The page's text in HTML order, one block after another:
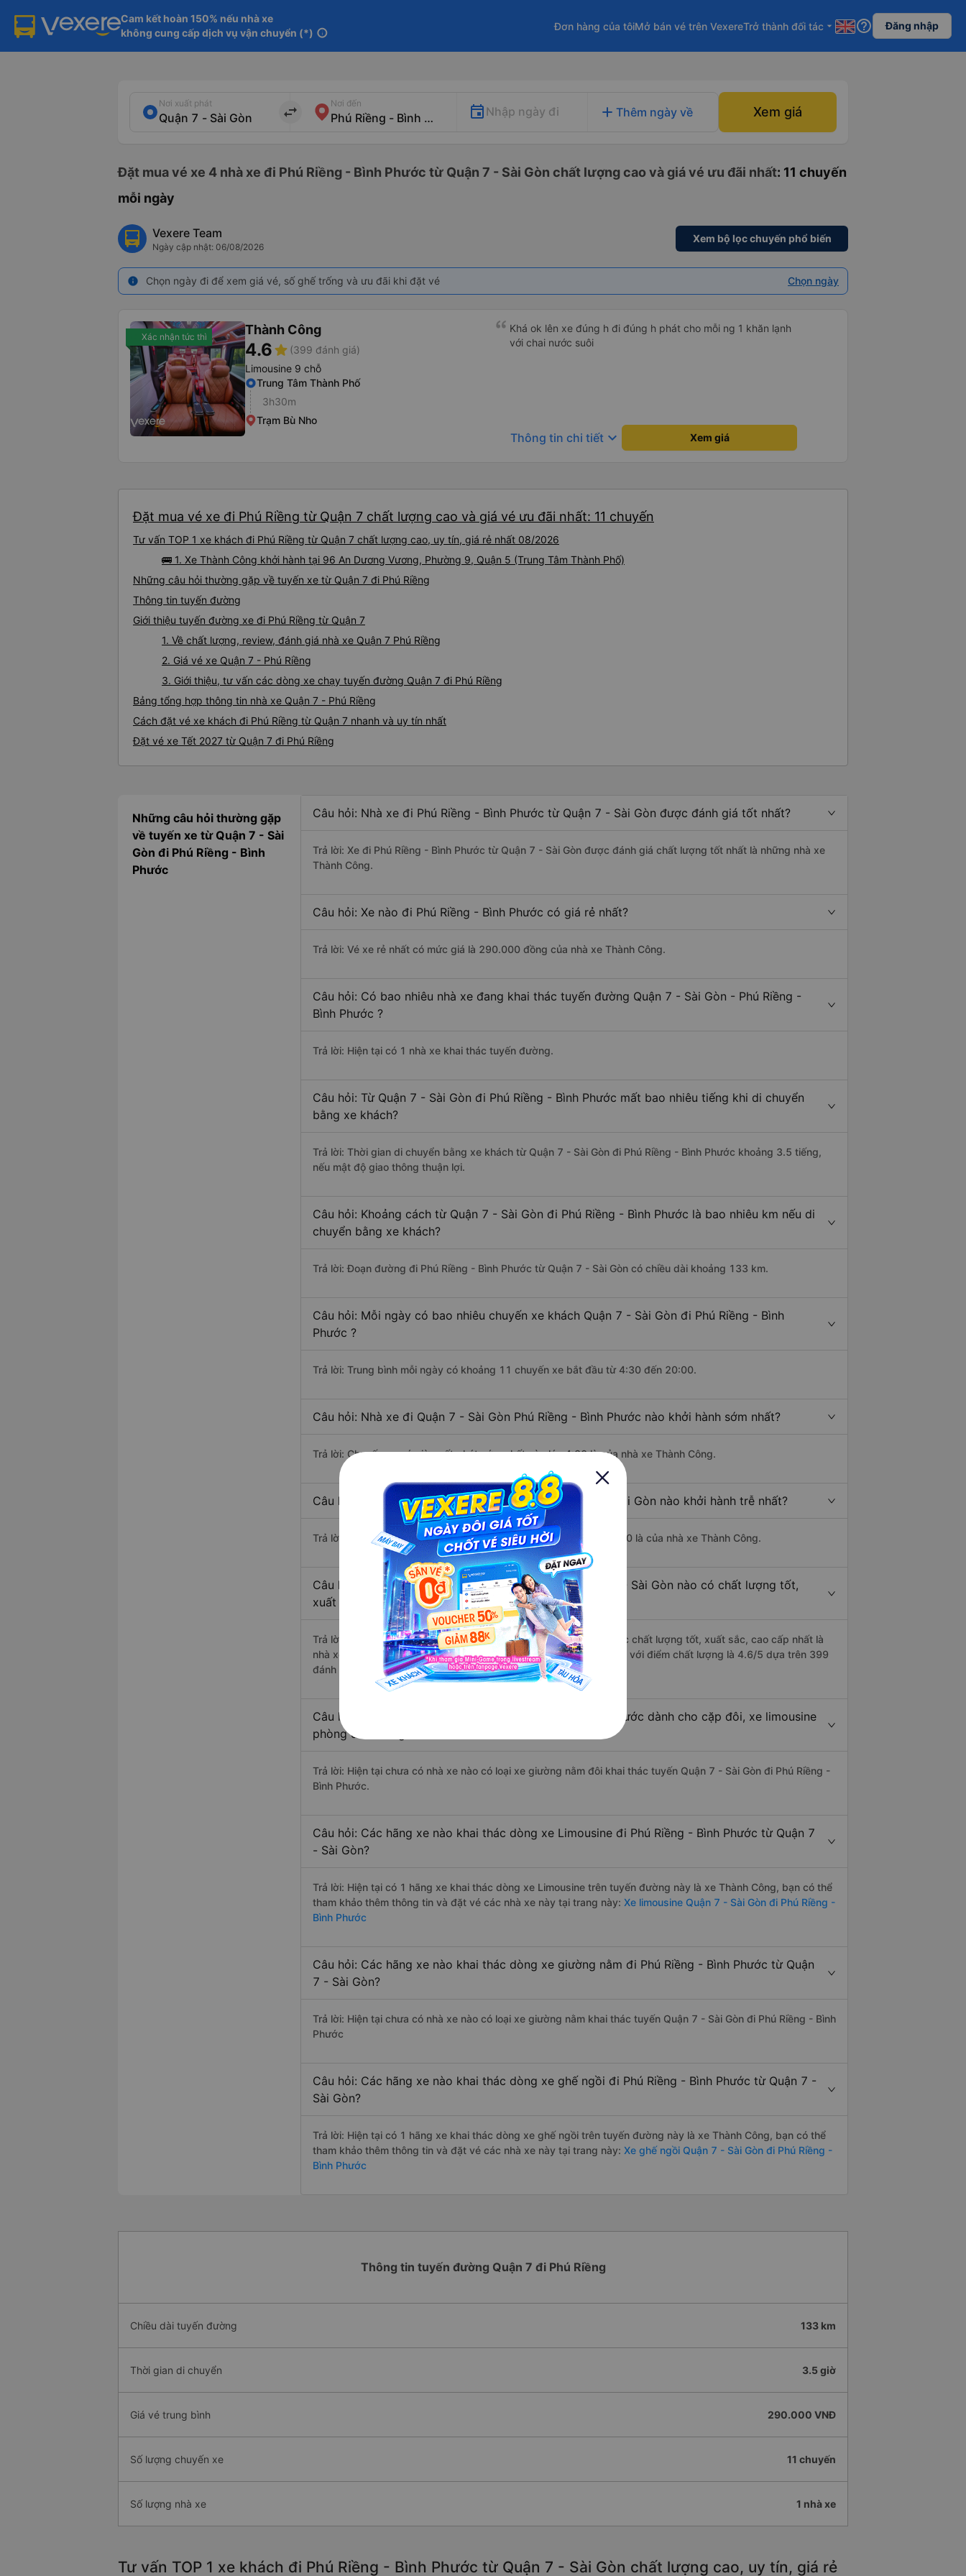
Cam kết hoàn 150% nếu nhà xe
không cung cấp dịch vụ vận chuyển (*) info
Đơn hàng của tôiMở bán vé trên VexereTrở thành đối tác arrow_drop_down help_outline Đăng nhập
Nơi xuất phát
import_export
Nơi đến
Nhập ngày đi add Thêm ngày về Xem giá
Đặt mua vé xe 4 nhà xe đi Phú Riềng - Bình Phước từ Quận 7 - Sài Gòn chất lượng cao và giá vé ưu đãi nhất: 11 chuyến
mỗi ngày
Vexere Team
Ngày cập nhật: 06/08/2026
Xem bộ lọc chuyến phổ biến
info Chọn ngày đi để xem giá vé, số ghế trống và ưu đãi khi đặt vé Chọn ngày
Xác nhận tức thì Thành Công
4.6star (399 đánh giá)
Limousine 9 chỗ
Trung Tâm Thành Phố
3h30m
Trạm Bù Nho
Khá ok lên xe đúng h đi đúng h phát cho mỗi ng 1 khăn lạnh
với chai nước suôi
Thông tin chi tiết keyboard_arrow_down Xem giá
Đặt mua vé xe đi Phú Riềng từ Quận 7 chất lượng cao và giá vé ưu đãi nhất: 11 chuyến
Tư vấn TOP 1 xe khách đi Phú Riềng từ Quận 7 chất lượng cao, uy tín, giá rẻ nhất 08/2026
🚌 1. Xe Thành Công khởi hành tại 96 An Dương Vương, Phường 9, Quận 5 (Trung Tâm Thành Phố)
Những câu hỏi thường gặp về tuyến xe từ Quận 7 đi Phú Riềng
Thông tin tuyến đường
Giới thiệu tuyến đường xe đi Phú Riềng từ Quận 7
1. Về chất lượng, review, đánh giá nhà xe Quận 7 Phú Riềng
2. Giá vé xe Quận 7 - Phú Riềng
3. Giới thiệu, tư vấn các dòng xe chạy tuyến đường Quận 7 đi Phú Riềng
Bảng tổng hợp thông tin nhà xe Quận 7 - Phú Riềng
Cách đặt vé xe khách đi Phú Riềng từ Quận 7 nhanh và uy tín nhất
Đặt vé xe Tết 2027 từ Quận 7 đi Phú Riềng
Những câu hỏi thường gặp
về tuyến xe từ Quận 7 - Sài
Gòn đi Phú Riềng - Bình
Phước
Câu hỏi: Nhà xe đi Phú Riềng - Bình Phước từ Quận 7 - Sài Gòn được đánh giá tốt nhất?
Trả lời: Xe đi Phú Riềng - Bình Phước từ Quận 7 - Sài Gòn được đánh giá chất lượng tốt nhất là những nhà xe
Thành Công.
Câu hỏi: Xe nào đi Phú Riềng - Bình Phước có giá rẻ nhất?
Trả lời: Vé xe rẻ nhất có mức giá là 290.000 đồng của nhà xe Thành Công.
Câu hỏi: Có bao nhiêu nhà xe đang khai thác tuyến đường Quận 7 - Sài Gòn - Phú Riềng -
Bình Phước ?
Trả lời: Hiện tại có 1 nhà xe khai thác tuyến đường.
Câu hỏi: Từ Quận 7 - Sài Gòn đi Phú Riềng - Bình Phước mất bao nhiêu tiếng khi di chuyển
bằng xe khách?
Trả lời: Thời gian di chuyển bằng xe khách từ Quận 7 - Sài Gòn đi Phú Riềng - Bình Phước khoảng 3.5 tiếng,
nếu mật độ giao thông thuận lợi.
Câu hỏi: Khoảng cách từ Quận 7 - Sài Gòn đi Phú Riềng - Bình Phước là bao nhiêu km nếu di
chuyển bằng xe khách?
Trả lời: Đoạn đường đi Phú Riềng - Bình Phước từ Quận 7 - Sài Gòn có chiều dài khoảng 133 km.
Câu hỏi: Mỗi ngày có bao nhiêu chuyến xe khách Quận 7 - Sài Gòn đi Phú Riềng - Bình
Phước ?
Trả lời: Trung bình mỗi ngày có khoảng 11 chuyến xe bắt đầu từ 4:30 đến 20:00.
Câu hỏi: Nhà xe đi Quận 7 - Sài Gòn Phú Riềng - Bình Phước nào khởi hành sớm nhất?
Trả lời: Chuyến xe có giờ xuất phát sớm nhất vào lúc 4:30 là của nhà xe Thành Công.
Câu hỏi: Nhà xe đi Phú Riềng - Bình Phước từ Quận 7 - Sài Gòn nào khởi hành trễ nhất?
Trả lời: Chuyến xe có giờ xuất phát trễ (muộn) nhất là vào lúc 20:00 là của nhà xe Thành Công.
Câu hỏi: Review xe đi Phú Riềng - Bình Phước từ Quận 7 - Sài Gòn nào có chất lượng tốt,
xuất sắc, cao cấp nhất?
Trả lời: Những hãng xe đi Quận 7 - Sài Gòn Phú Riềng - Bình Phước chất lượng tốt, xuất sắc, cao cấp nhất là
nhà xe Thành Công đi Phú Riềng - Bình Phước từ Quận 7 - Sài Gòn với điểm chất lượng là 4.6/5 dựa trên 399
đánh giá của khách hàng).
Câu hỏi: Có loại xe Quận 7 - Sài Gòn Phú Riềng - Bình Phước dành cho cặp đôi, xe limousine
phòng đôi không?
Trả lời: Hiện tại chưa có nhà xe nào có loại xe giường nằm đôi khai thác tuyến Quận 7 - Sài Gòn đi Phú Riềng -
Bình Phước.
Câu hỏi: Các hãng xe nào khai thác dòng xe Limousine đi Phú Riềng - Bình Phước từ Quận 7
- Sài Gòn?
Trả lời: Hiện tại có 1 hãng xe khai thác dòng xe Limousine trên tuyến đường này là xe Thành Công, bạn có thể
tham khảo thêm thông tin và đặt vé các nhà xe này tại trang này: Xe limousine Quận 7 - Sài Gòn đi Phú Riềng -
Bình Phước
Câu hỏi: Các hãng xe nào khai thác dòng xe giường nằm đi Phú Riềng - Bình Phước từ Quận
7 - Sài Gòn?
Trả lời: Hiện tại chưa có nhà xe nào có loại xe giường nằm khai thác tuyến Quận 7 - Sài Gòn đi Phú Riềng - Bình
Phước
Câu hỏi: Các hãng xe nào khai thác dòng xe ghế ngồi đi Phú Riềng - Bình Phước từ Quận 7 -
Sài Gòn?
Trả lời: Hiện tại có 1 hãng xe khai thác dòng xe ghế ngồi trên tuyến đường này là xe Thành Công, bạn có thể
tham khảo thêm thông tin và đặt vé các nhà xe này tại trang này: Xe ghế ngồi Quận 7 - Sài Gòn đi Phú Riềng -
Bình Phước
Thông tin tuyến đường Quận 7 đi Phú Riềng
Chiều dài tuyến đường 133 km
Thời gian di chuyển 3.5 giờ
Giá vé trung bình 290.000 VNĐ
Số lượng chuyến xe 11 chuyến
Số lượng nhà xe 1 nhà xe
Tư vấn TOP 1 xe khách đi Phú Riềng - Bình Phước từ Quận 7 - Sài Gòn chất lượng cao, uy tín, giá rẻ